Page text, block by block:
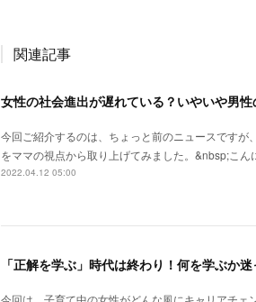
関連記事
女性の社会進出が遅れている？いやいや男
今回ご紹介するのは、ちょっと前のニュースです
をママの視点から取り上げてみました。&nbsp;こ
2022.04.12 05:00
「正解を学ぶ」時代は終わり！何を学ぶか
今回は、子育て中の女性がどんな風にキャリアチ